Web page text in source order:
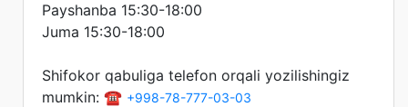
Payshanba 15:30-18:00
Juma 15:30-18:00
Shifokor qabuliga telefon orqali yozilishingiz
mumkin: ☎️ +998-78-777-03-03